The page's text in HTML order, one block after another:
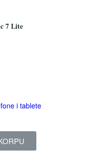
7 Lite
i tablete